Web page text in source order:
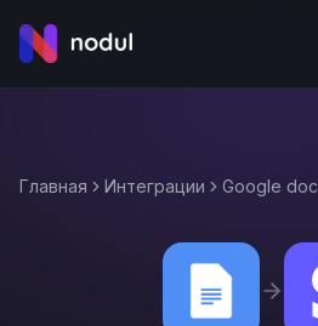
Главная Интеграции Google